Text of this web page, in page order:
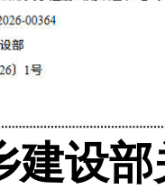
建设